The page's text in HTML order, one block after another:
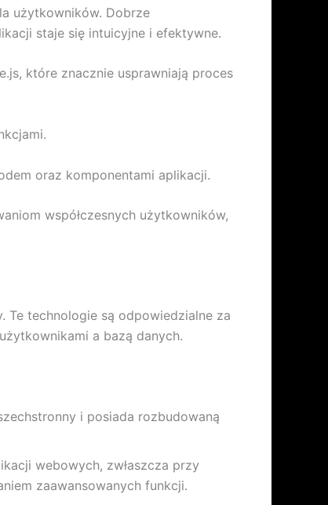
użytkowników. Dobrze
staje się intuicyjne i efektywne.
które znacznie usprawniają proces
oraz komponentami aplikacji.
współczesnych użytkowników,
Te technologie są odpowiedzialne za
a bazą danych.
i posiada rozbudowaną
webowych, zwłaszcza przy
zaawansowanych funkcji.